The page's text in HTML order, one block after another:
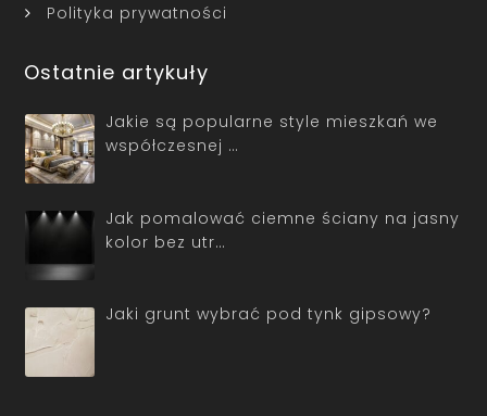
Polityka prywatności
Ostatnie artykuły
Jakie są popularne style mieszkań we
współczesnej …
Jak pomalować ciemne ściany na jasny
kolor bez utr…
Jaki grunt wybrać pod tynk gipsowy?